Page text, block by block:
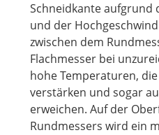
Schneidkante aufgrund
und der
zwischen dem
Flachmesser bei
hohe Temperaturen,
verstärken und sogar
erweichen. Auf der
Rundmessers wird ein